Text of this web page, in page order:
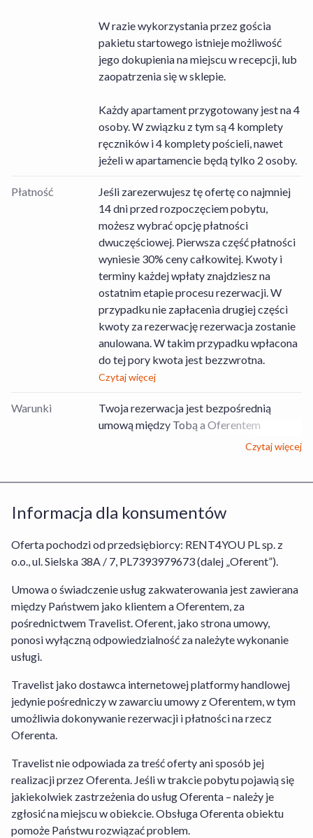
W razie wykorzystania przez gościa
pakietu startowego istnieje możliwość
jego dokupienia na miejscu w recepcji, lub
zaopatrzenia się w sklepie.
Każdy apartament przygotowany jest na 4
osoby. W związku z tym są 4 komplety
ręczników i 4 komplety pościeli, nawet
jeżeli w apartamencie będą tylko 2 osoby.
Płatność
Jeśli zarezerwujesz tę ofertę co najmniej
14 dni przed rozpoczęciem pobytu,
możesz wybrać opcję płatności
dwuczęściowej. Pierwsza część płatności
wyniesie 30% ceny całkowitej. Kwoty i
terminy każdej wpłaty znajdziesz na
ostatnim etapie procesu rezerwacji. W
przypadku nie zapłacenia drugiej części
kwoty za rezerwację rezerwacja zostanie
anulowana. W takim przypadku wpłacona
do tej pory kwota jest bezzwrotna.
Czytaj więcej
Warunki
Twoja rezerwacja jest bezpośrednią
umową między Tobą a Oferentem
Usług/Obiektem, dotyczącą rezerwacji
Organizatorem turystyki, dotyczącą
odpowiedzialną za prawidłowe wykonanie
umowy w odniesieniu do rezerwacji
Organizator turystyki w przypadku
rezerwacji Usługi Hotel+Lot, których
dane znajdziesz w sekcji Informacja dla
konsumentów. W odniesieniu do
Środków i Kart Podarunkowych
Regulamin Usługi Zakwaterowania oraz
Warunki Rezygnacji
Regulamin Serwisu,Regulamin Travelist
Hotel+LotorazWarunki Rezygnacji
Usługi Hotel+Lot. Szczegółowe
informacje na temat sposobu
funkcjonowania serwisu znajdziesz w
Czytaj więcej
Informacja dla konsumentów
Oferta pochodzi od przedsiębiorcy: RENT4YOU PL sp. z
o.o., ul. Sielska 38A / 7, PL7393979673 (dalej „Oferent”).
Umowa o świadczenie usług zakwaterowania jest zawierana
między Państwem jako klientem a Oferentem, za
pośrednictwem Travelist. Oferent, jako strona umowy,
ponosi wyłączną odpowiedzialność za należyte wykonanie
usługi.
Travelist jako dostawca internetowej platformy handlowej
jedynie pośredniczy w zawarciu umowy z Oferentem, w tym
umożliwia dokonywanie rezerwacji i płatności na rzecz
Oferenta.
Travelist nie odpowiada za treść oferty ani sposób jej
realizacji przez Oferenta. Jeśli w trakcie pobytu pojawią się
jakiekolwiek zastrzeżenia do usług Oferenta – należy je
zgłosić na miejscu w obiekcie. Obsługa Oferenta obiektu
pomoże Państwu rozwiązać problem.